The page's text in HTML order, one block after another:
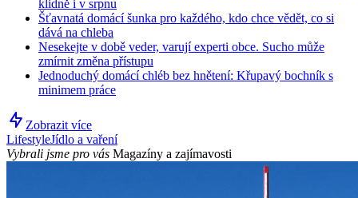
klidně i v srpnu
Šťavnatá domácí šunka pro každého, kdo chce vědět, co si
dává na chleba
Nesekejte v době veder, varují experti obce. Sucho může
zmírnit změna přístupu
Jednoduchý domácí chléb bez hnětení: Křupavý bochník s
minimem práce
Zobrazit více
LifestyleJídlo a vaření
Vybrali jsme pro vás Magazíny a zajímavosti